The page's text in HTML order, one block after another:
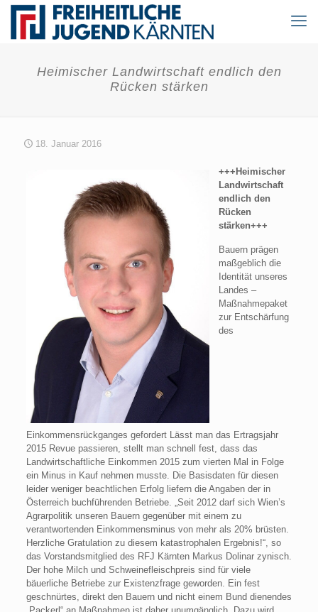
Heimischer Landwirtschaft endlich den
Rücken stärken
18. Januar 2016
+++Heimischer
Landwirtschaft
endlich den
Rücken
stärken+++
Bauern prägen
maßgeblich die
Identität unseres
Landes –
Maßnahmepaket
zur Entschärfung
des
Einkommensrückganges gefordert Lässt man das Ertragsjahr
2015 Revue passieren, stellt man schnell fest, dass das
Landwirtschaftliche Einkommen 2015 zum vierten Mal in Folge
ein Minus in Kauf nehmen musste. Die Basisdaten für diesen
leider weniger beachtlichen Erfolg liefern die Angaben der in
Österreich buchführenden Betriebe. „Seit 2012 darf sich Wien’s
Agrarpolitik unseren Bauern gegenüber mit einem zu
verantwortenden Einkommensminus von mehr als 20% brüsten.
Herzliche Gratulation zu diesem katastrophalen Ergebnis!“, so
das Vorstandsmitglied des RFJ Kärnten Markus Dolinar zynisch.
Der hohe Milch und Schweinefleischpreis sind für viele
bäuerliche Betriebe zur Existenzfrage geworden. Ein fest
geschnürtes, direkt den Bauern und nicht einem Bund dienendes